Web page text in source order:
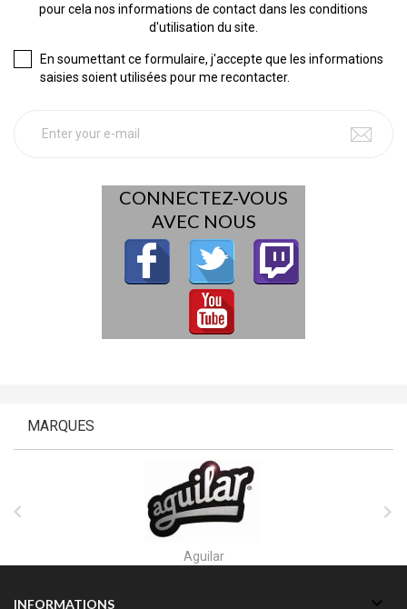
pour cela nos informations de contact dans les conditions
d'utilisation du site.
En soumettant ce formulaire, j'accepte que les informations
saisies soient utilisées pour me recontacter.
CONNECTEZ-VOUS
AVEC NOUS
MARQUES

Aguilar

INFORMATIONS 